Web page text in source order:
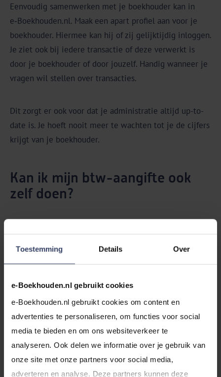
Toestemming Details Over
e-Boekhouden.nl gebruikt cookies
e-Boekhouden.nl gebruikt cookies om content en
advertenties te personaliseren, om functies voor social
media te bieden en om ons websiteverkeer te
analyseren. Ook delen we informatie over je gebruik van
onze site met onze partners voor social media,
adverteren en analyse. Deze partners kunnen deze
Eenvoudig samenwerken met je boekhouder kan in
e‑Boekhouden.nl. Maak een apart profiel aan voor je
boekhouder. Hiermee kan hij of zij gelijktijdig inloggen.
Je ziet ook bij iedere transactie of deze verwerkt is
door je boekhouder of door jouzelf. Handig wanneer je
vragen wil stellen over transacties.
Dit zorgt er ook voor dat je administratie altijd up-to-
date is. Je hoeft nooit meer te wachten tot je de cijfers
krijgt van je boekhouder.
Kan ik mijn btw-aangifte ook
zelf doen?
ondernemers is dit een prima optie. Is je administratie
overzichtelijk en goed bijgewerkt? Dan is het zelf doen
van je btw-aangifte niet moeilijk.
Krijg je te maken metzakendoen in het buitenland
bijvoorbeeld deverleggingsregeling? Dan doe je er
goed aan om eenboekhouderte raadplegen.
Je hebt ook de mogelijkheid om je btw-aangifte in